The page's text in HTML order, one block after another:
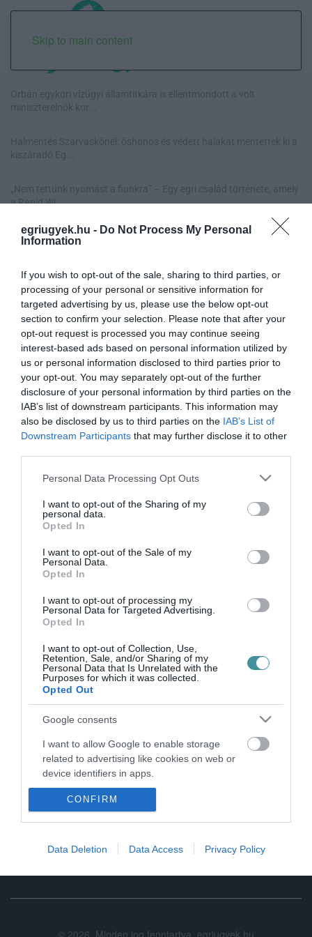
egriugyek.hu - Do Not Process My Personal
Information
If you wish to opt-out of the sale, sharing to third parties, or
processing of your personal or sensitive information for
targeted advertising by us, please use the below opt-out
section to confirm your selection. Please note that after your
opt-out request is processed you may continue seeing
interest-based ads based on personal information utilized by
us or personal information disclosed to third parties prior to
your opt-out. You may separately opt-out of the further
disclosure of your personal information by third parties on the
IAB’s list of downstream participants. This information may
also be disclosed by us to third parties on the IAB’s List of
Downstream Participants that may further disclose it to other
Please note that this website/app uses one or more Google
not limited to your visit or usage behaviour. You may click to
grant or deny consent to Google and its third-party tags to
use your data for below specified purposes in below Google
consent section.
Personal Data Processing Opt Outs
I want to opt-out of the Sharing of my
personal data.
Opted In
I want to opt-out of the Sale of my
Personal Data.
Opted In
I want to opt-out of processing my
Personal Data for Targeted Advertising.
Opted In
I want to opt-out of Collection, Use,
Retention, Sale, and/or Sharing of my
Personal Data that Is Unrelated with the
Purposes for which it was collected.
Opted Out
Google consents
I want to allow Google to enable storage
related to advertising like cookies on web or
device identifiers in apps.
I want to allow my user data to be sent to
I want to allow Google to send me
CONFIRM
Data Deletion Data Access Privacy Policy
Skip to main content
Orbán egykori vízügyi államtitkára is ellentmondott a volt
miniszterelnök kor...
Halmentés Szarvaskőnél: őshonos és védett halakat mentettek ki a
kiszáradó Eg...
„Nem tettünk nyomást a fiunkra” – Egy egri család története, amely
a Rapid Wi...
Új hűtőrendszer a Markhot Ferenc Kórházban: több mint 70 millió
döntő
EGERBEN MUTATHATTÁK MEG A DIÁKOK, HOGY KI A MESTER KÉT
KERÉKEN – FOTÓK ÉS VIDEÓ
2022. június 09 |Eger ügye
A Heves Megyei Rendőr-főkapitányság Baleset-megelőzési
Bizottsága június 7. és június 9. között szervezte a "Ki a mester
két keréken?" vetélkedő országos döntőjét. Az eseményen a
megyei versenye...
2025. március 17| Bakos Balázs |Sport
2025. március 28-30., Szilvásvárad Fedeles Lovarda A belépés
Tel.: (06) 36/564-400 E-mail: Ez az e-m...
2025. április 14| Bakos Balázs |Mindenki ügye
A Történelemtudományi Intézet szervezésében megvalósuló
döntőjének adott otthont a Líceum Díszterme április 12-én. Az
Eszterházy Károly K...
© 2026. Minden jog fenntartva. egriugyek.hu